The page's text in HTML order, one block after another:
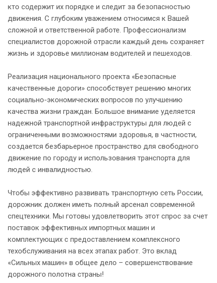
кто содержит их порядке и следит за безопасностью
движения. С глубоким уважением относимся к Вашей
сложной и ответственной работе. Профессионализм
специалистов дорожной отрасли каждый день сохраняет
жизнь и здоровье миллионам водителей и пешеходов.
Реализация национального проекта «Безопасные
качественные дороги» способствует решению многих
социально-экономических вопросов по улучшению
качества жизни граждан. Большое внимание уделяется
надежной транспортной инфраструктуры для людей с
ограниченными возможностями здоровья, в частности,
создается безбарьерное пространство для свободного
движение по городу и использования транспорта для
людей с инвалидностью.
Чтобы эффективно развивать транспортную сеть России,
дорожник должен иметь полный арсенал современной
спецтехники. Мы готовы удовлетворить этот спрос за счет
поставок эффективных импортных машин и
комплектующих с предоставлением комплексного
техобслуживания на всех этапах работ. Это вклад
«Сильных машин» в общее дело – совершенствование
дорожного полотна страны!